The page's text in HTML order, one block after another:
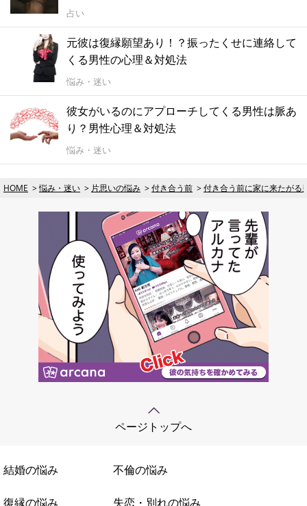
占い
元彼は復縁願望あり！？振ったくせに連絡して
くる男性の心理＆対処法
悩み・迷い
彼女がいるのにアプローチしてくる男性は脈あ
り？男性心理＆対処法
悩み・迷い
HOME 悩み・迷い 片思いの悩み 付き合う前 付き合う前に家に来たがる
ページトップへ
結婚の悩み 不倫の悩み
復縁の悩み 失恋・別れの悩み